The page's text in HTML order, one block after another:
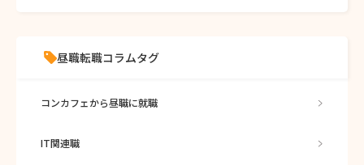
昼職転職コラムタグ
コンカフェから昼職に就職
IT関連職